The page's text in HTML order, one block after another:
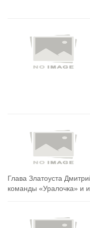
Глава Златоуста
команды «Уралочка» и